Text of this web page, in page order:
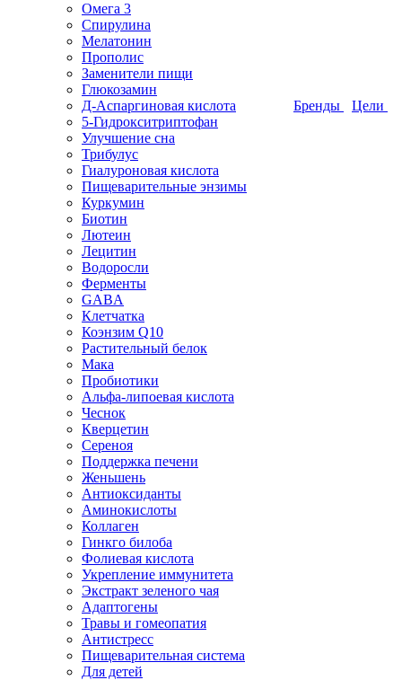
Омега 3
Спирулина
Мелатонин
Прополис
Заменители пищи
Глюкозамин
Д-Аспаргиновая кислота
5-Гидрокситриптофан
Улучшение сна
Трибулус
Гиалуроновая кислота
Пищеварительные энзимы
Куркумин
Биотин
Лютеин
Лецитин
Водоросли
Ферменты
GABA
Клетчатка
Коэнзим Q10
Растительный белок
Мака
Пробиотики
Альфа-липоевая кислота
Чеснок
Кверцетин
Сереноя
Поддержка печени
Женьшень
Антиоксиданты
Аминокислоты
Коллаген
Гинкго билоба
Фолиевая кислота
Укрепление иммунитета
Экстракт зеленого чая
Адаптогены
Травы и гомеопатия
Антистресс
Пищеварительная система
Для детей
Бренды Цели